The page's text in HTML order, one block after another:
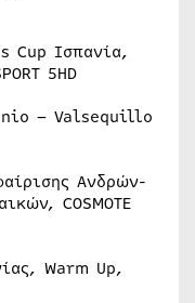
Cup Ισπανία,
5HD
– Valsequillo
Ανδρών-
COSMOTE
Warm Up,